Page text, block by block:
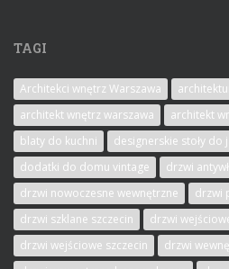
TAGI
Architekci wnętrz Warszawa
architekt wnętrz warszawa
architekt
blaty do kuchni
designerskie stoły do
dodatki do domu vintage
drzwi
drzwi nowoczesne wewnętrzne
drzwi
drzwi szklane szczecin
drzwi
drzwi wejściowe szczecin
drzwi